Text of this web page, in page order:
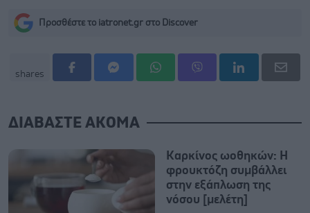
Προσθέστε το iatronet.gr στο Discover
shares
ΔΙΑΒΑΣΤΕ ΑΚΟΜΑ
Καρκίνος ωοθηκών: Η
φρουκτόζη συμβάλλει
στην εξάπλωση της
νόσου [μελέτη]